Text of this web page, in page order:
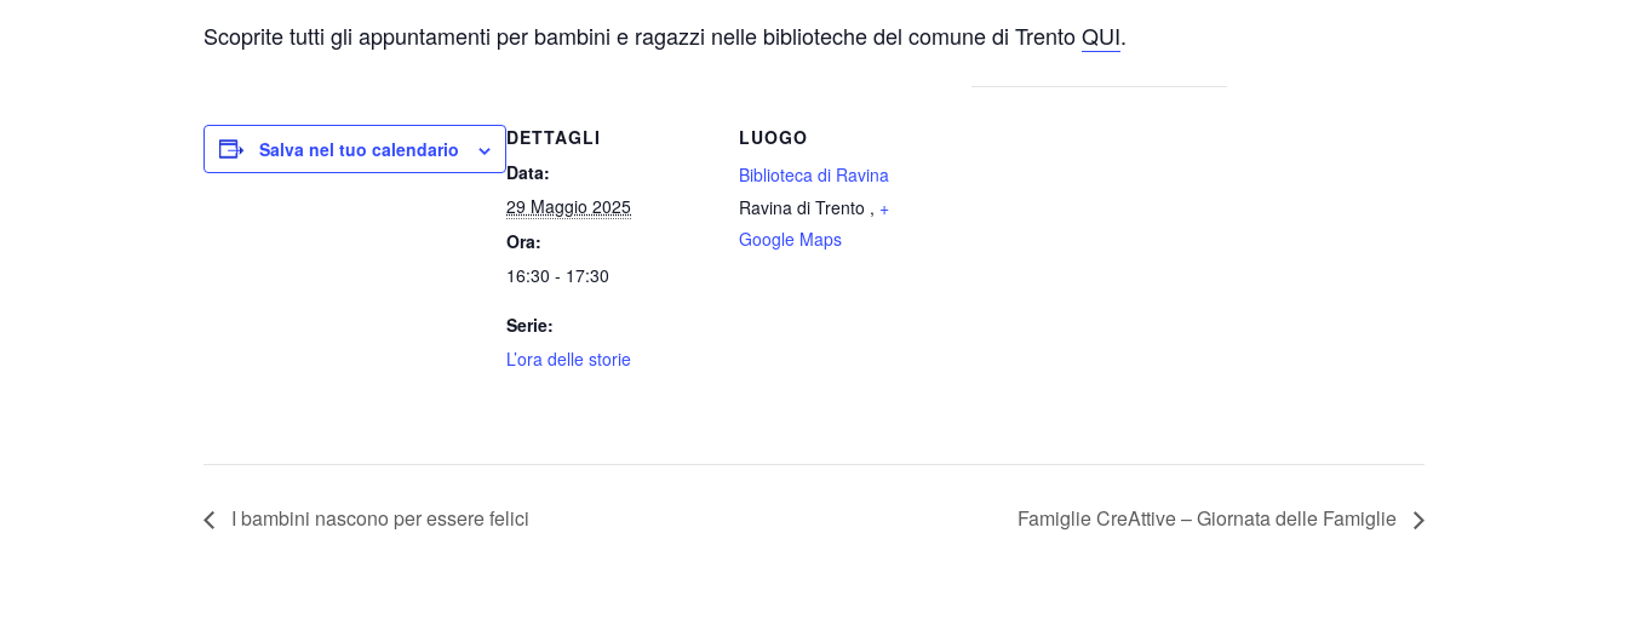
Scoprite tutti gli appuntamenti per bambini e ragazzi nelle biblioteche del comune di TrentoQUI.
Salva nel tuo calendario
DETTAGLI
Data:
29 Maggio 2025
Ora:
16:30 - 17:30
Serie:
L’ora delle storie
LUOGO
Biblioteca di Ravina
Ravina di Trento , +
Google Maps
I bambini nascono per essere felici Famiglie CreAttive – Giornata delle Famiglie